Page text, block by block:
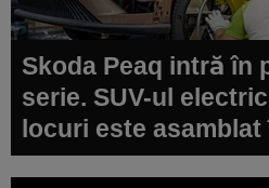
Skoda Peaq intră în
serie. SUV-ul
locuri este asamblat